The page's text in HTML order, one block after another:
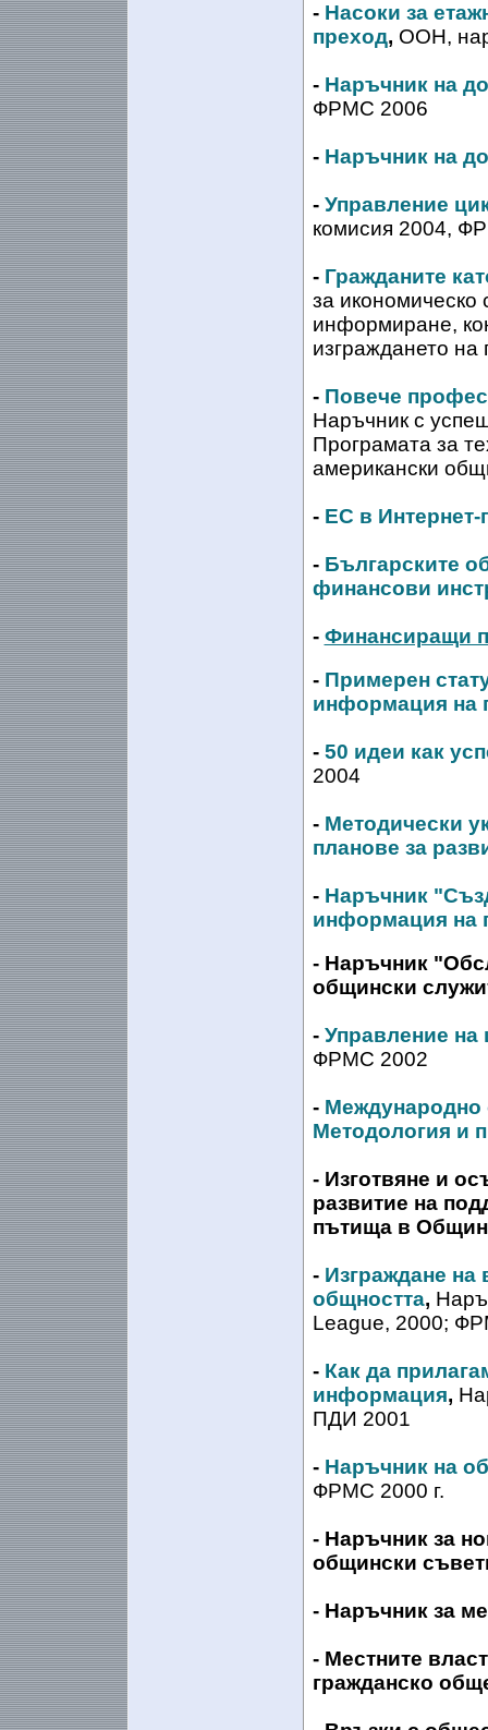
- Насоки за
преход, ООН,
- Наръчник на
ФРМС 2006
- Наръчник на
- Управление
комисия 2004,
- Гражданите
за икономическо
информиране,
изграждането
- Повече
Наръчник с
Програмата за
американски
- ЕС в Интернет-
- Българските
финансови
- Финансиращи
- Примерен
информация на
- 50 идеи как
2004
- Методически
планове за
- Наръчник
информация на
- Наръчник
общински
- Управление на
ФРМС 2002
- Международно
Методология и
- Изготвяне и
развитие на
пътища в
- Изграждане на
общността,
League, 2000;
- Как да
информация,
ПДИ 2001
- Наръчник на
ФРМС 2000 г.
- Наръчник за
общински
- Наръчник за
- Местните
гражданско